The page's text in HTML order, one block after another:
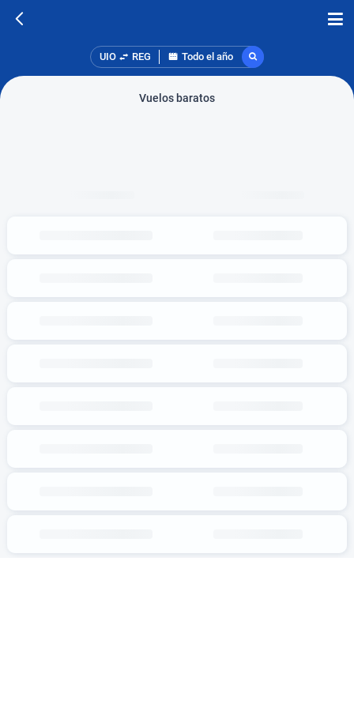
UIO REG Todo el año
Vuelos baratos